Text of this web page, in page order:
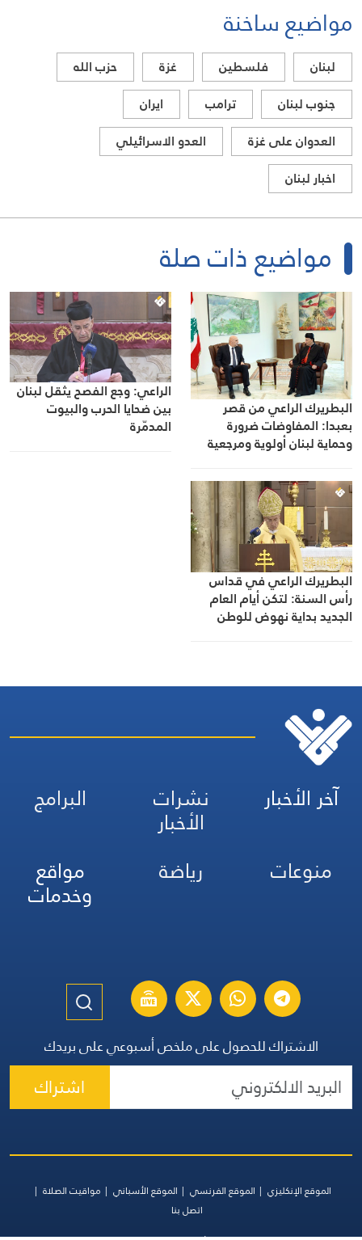
مواضيع ساخنة
لبنان فلسطين غزة
حزب الله
جنوب لبنان
ترامب
ايران
العدوان على غزة
العدو الاسرائيلي
اخبار لبنان
مواضيع ذات صلة
البطريرك الراعي من قصر
بعبدا: المفاوضات ضرورة
وحماية لبنان أولوية ومرجعية
الراعي: وجع الفصح يثقل لبنان
بين ضحايا الحرب والبيوت
المدمّرة
البطريرك الراعي في قداس
رأس السنة: لتكن أيام العام
الجديد بداية نهوض للوطن
آخر الأخبار نشرات
الأخبار
البرامج
منوعات
رياضة مواقع
وخدمات
الاشتراك للحصول على ملخص أسبوعي على بريدك
اشتراك
الموقع الإنكليزي الموقع الفرنسي الموقع الأسباني
مواقيت الصلاة
اتصل بنا